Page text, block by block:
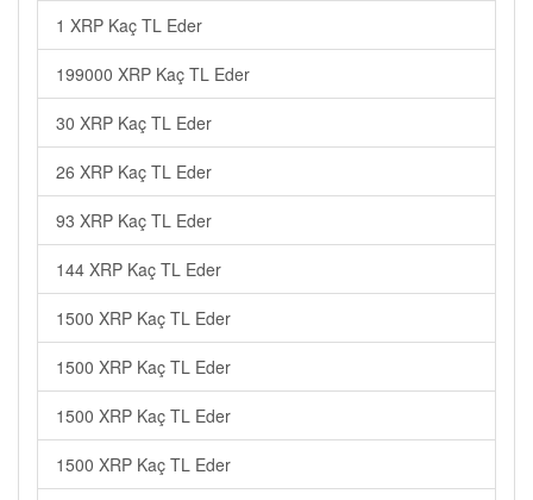
1 XRP Kaç TL Eder
199000 XRP Kaç TL Eder
30 XRP Kaç TL Eder
26 XRP Kaç TL Eder
93 XRP Kaç TL Eder
144 XRP Kaç TL Eder
1500 XRP Kaç TL Eder
1500 XRP Kaç TL Eder
1500 XRP Kaç TL Eder
1500 XRP Kaç TL Eder